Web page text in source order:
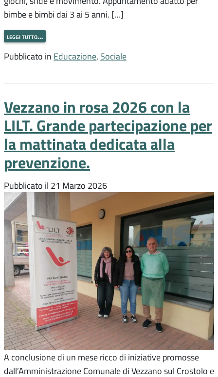
bimbe e bimbi dai 3 ai 5 anni. […]
leggi tutto…
Pubblicato in Educazione, Sociale
Vezzano in rosa 2026 con la
LILT. Grande partecipazione per
la mattinata dedicata alla
prevenzione.
Pubblicato il 21 Marzo 2026
A conclusione di un mese ricco di iniziative promosse
dall’Amministrazione Comunale di Vezzano sul Crostolo e